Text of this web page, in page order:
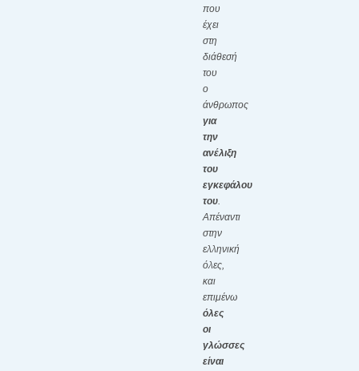
που
έχει
στη
διάθεσή
του
ο
άνθρωπος
για
την
ανέλιξη
του
εγκεφάλου
του.
Απέναντι
στην
ελληνική
όλες,
και
επιμένω
όλες
οι
γλώσσες
είναι